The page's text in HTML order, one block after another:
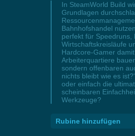
In SteamWorld Build
Grundlagen
Bahnhofshandel
perfekt für Speedruns,
Wirtschaftskreisläufe
Hardcore-Gamer
Arbeiterquartiere
sondern offenbaren
nichts bleibt wie es
oder einfach die
scheinbaren
Werkzeuge?
Rubine hinzufügen